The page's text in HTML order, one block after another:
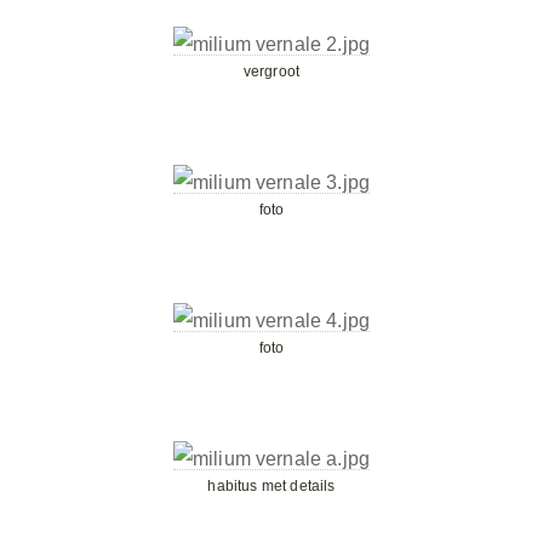
vergroot
foto
foto
habitus met details